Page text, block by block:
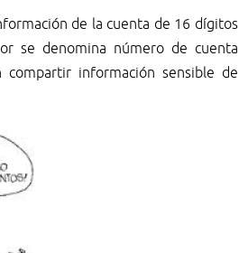
de la cuenta de 16 dígitos
se denomina número de cuenta
información sensible de